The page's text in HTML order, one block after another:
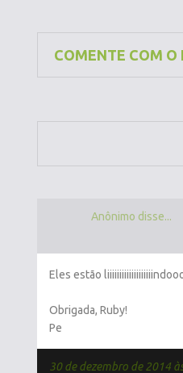
COMENTE COM O
Anônimo disse...
Eles estão
Obrigada, Ruby!
Pe
30 de dezembro de 2014